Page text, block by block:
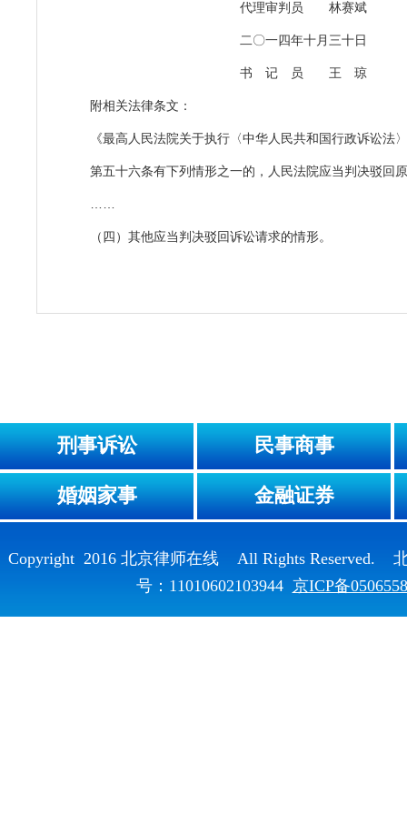
代理审判员 林赛斌
二〇一四年十月三十日
书 记 员 王 琼
附相关法律条文：
《最高人民法院关于执行〈中华人民共和国行政诉讼法
第五十六条有下列情形之一的，人民法院应当判决驳回
（四）其他应当判决驳回诉讼请求的情形。
刑事诉讼 民事商事
婚姻家事 金融证券
Copyright 2016 北京律师在线 All Rights Reserved.
号：11010602103944 京ICP备